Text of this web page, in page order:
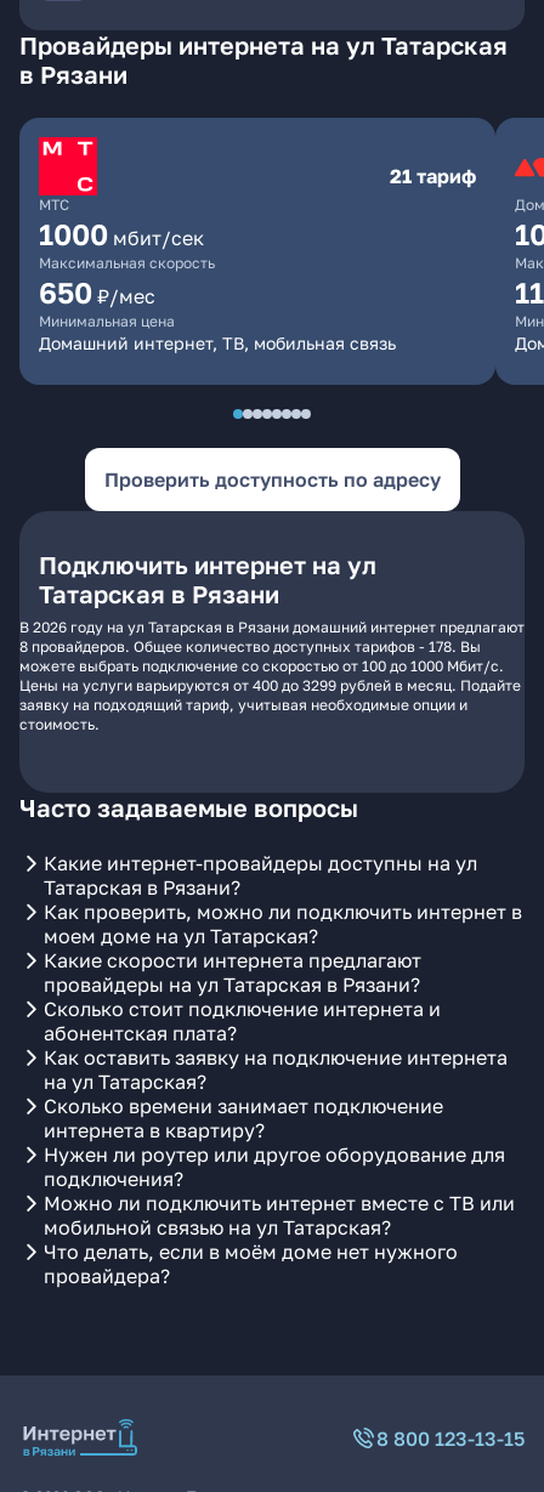
Провайдеры интернета на ул Татарская
в Рязани
МТС
21 тариф
1000 мбит/сек
Максимальная скорость
650 ₽/мес
Минимальная цена
Домашний интернет, ТВ, мобильная связь
Проверить доступность по адресу
Подключить интернет на ул
Татарская в Рязани
В 2026 году на ул Татарская в Рязани домашний интернет предлагают
8 провайдеров. Общее количество доступных тарифов - 178. Вы
можете выбрать подключение со скоростью от 100 до 1000 Мбит/с.
Цены на услуги варьируются от 400 до 3299 рублей в месяц. Подайте
заявку на подходящий тариф, учитывая необходимые опции и
стоимость.
Часто задаваемые вопросы
Какие интернет-провайдеры доступны на ул
Татарская в Рязани?
Как проверить, можно ли подключить интернет в
моем доме на ул Татарская?
Какие скорости интернета предлагают
провайдеры на ул Татарская в Рязани?
Сколько стоит подключение интернета и
абонентская плата?
Как оставить заявку на подключение интернета
на ул Татарская?
Сколько времени занимает подключение
интернета в квартиру?
Нужен ли роутер или другое оборудование для
подключения?
Можно ли подключить интернет вместе с ТВ или
мобильной связью на ул Татарская?
Что делать, если в моём доме нет нужного
провайдера?
8 800 123-13-15